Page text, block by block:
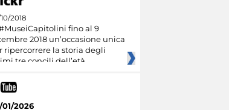
2018
fino al 9
2018 un’occasione unica
ripercorrere la storia degli
tre concili dell’età
2026